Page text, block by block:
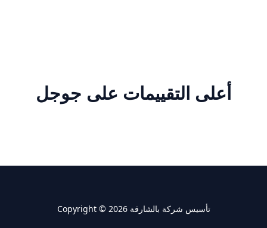
أعلى التقييمات على جوجل
Copyright © 2026 تأسيس شركة بالشارقة